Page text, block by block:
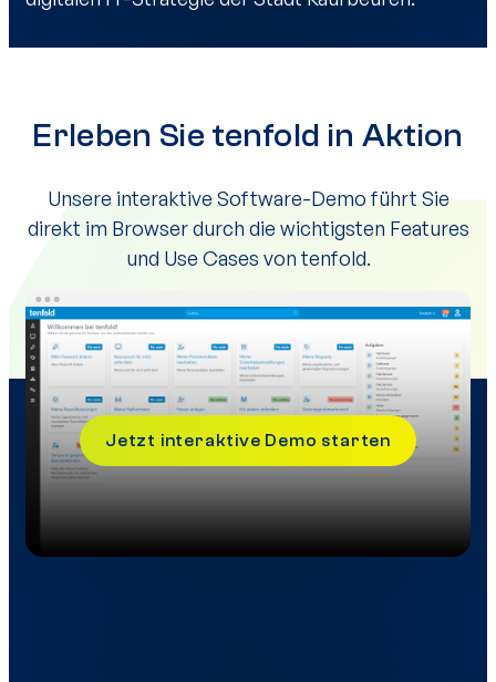
Erleben Sie tenfold in Aktion
Unsere interaktive Software-Demo führt Sie
direkt im Browser durch die wichtigsten Features
und Use Cases von tenfold.
Jetzt interaktive Demo starten